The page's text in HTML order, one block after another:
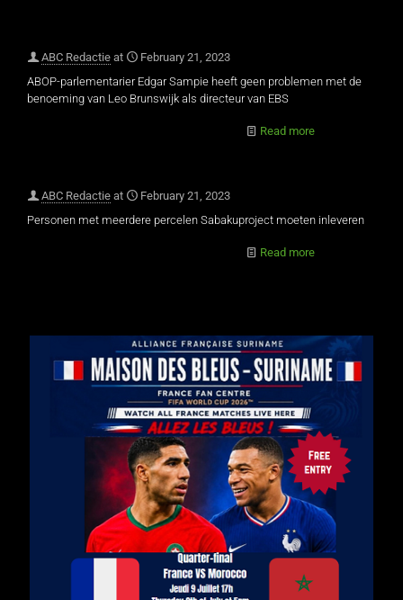
ABC Redactie at
February 21, 2023
ABOP-parlementarier Edgar Sampie heeft geen problemen met de
benoeming van Leo Brunswijk als directeur van EBS
Read more
ABC Redactie at
February 21, 2023
Personen met meerdere percelen Sabakuproject moeten inleveren
Read more